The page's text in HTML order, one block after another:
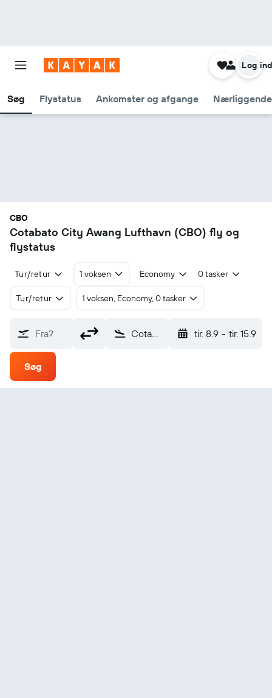
Søg Flystatus Ankomster og afgange
Log
CBO
Cotabato City Awang Lufthavn (CBO) fly og
flystatus
Tur/retur 1 voksen Economy 0 tasker
Tur/retur 1 voksen, Economy, 0 tasker
Fra? Cotabato City Awang (CBO) tir. 8.9 - tir. 15.9
Søg